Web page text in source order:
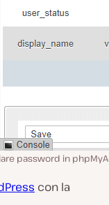
password in
con la